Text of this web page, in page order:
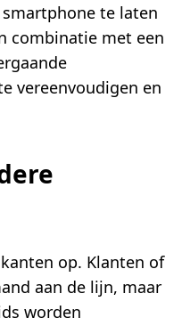
te laten
combinatie met een
vereenvoudigen en
op. Klanten of
aan de lijn, maar
worden